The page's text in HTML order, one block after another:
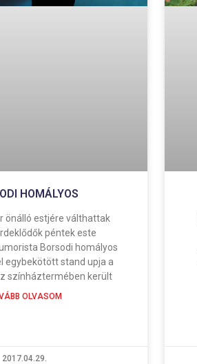
HOMÁLYOS
önálló estjére válthattak
péntek este
Borsodi homályos
egybekötött stand upja a
színháztermében került
OLVASOM
2017.04.29.